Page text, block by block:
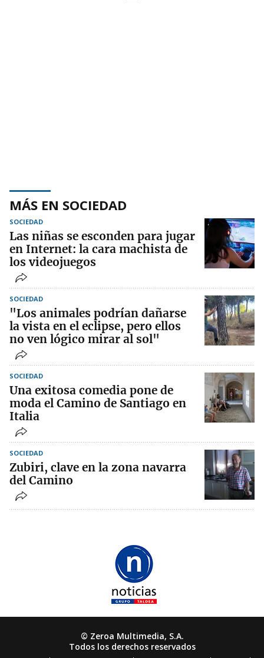
MÁS EN SOCIEDAD
SOCIEDAD
Las niñas se esconden para jugar
en Internet: la cara machista de
los videojuegos
SOCIEDAD
"Los animales podrían dañarse
la vista en el eclipse, pero ellos
no ven lógico mirar al sol"
SOCIEDAD
Una exitosa comedia pone de
moda el Camino de Santiago en
Italia
SOCIEDAD
Zubiri, clave en la zona navarra
del Camino
© Zeroa Multimedia, S.A.
Todos los derechos reservados